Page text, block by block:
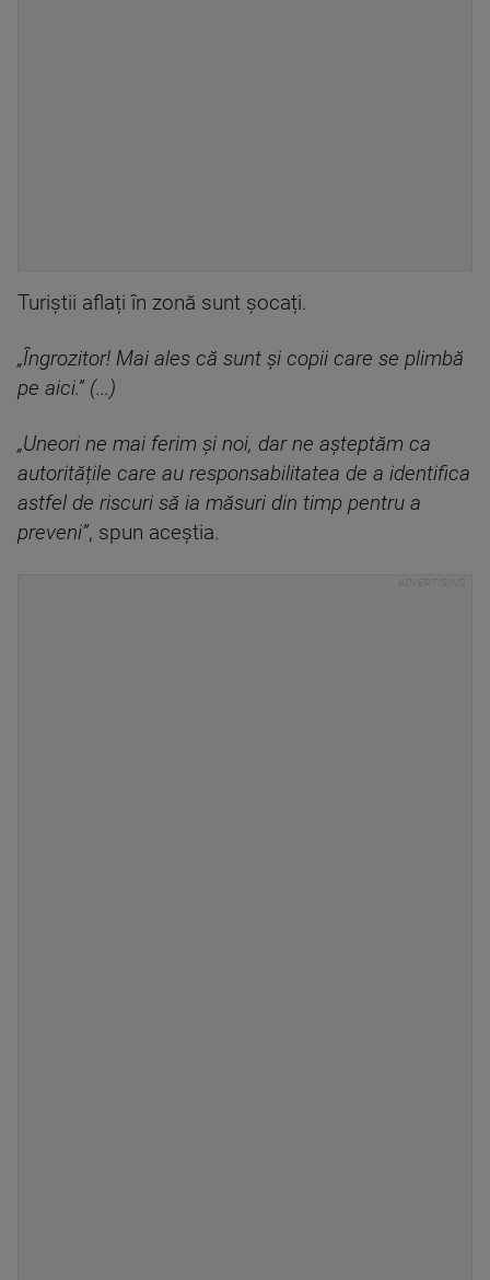
Turiștii aflați în zonă sunt șocați.
„Îngrozitor! Mai ales că sunt și copii care se plimbă
pe aici.” (...)
„Uneori ne mai ferim și noi, dar ne așteptăm ca
autoritățile care au responsabilitatea de a identifica
astfel de riscuri să ia măsuri din timp pentru a
preveni”, spun aceștia.